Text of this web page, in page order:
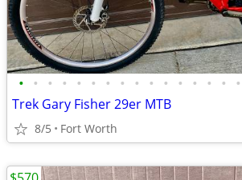
• • • • • • • • • • • • • • • •
Trek Gary Fisher 29er MTB
8/5 Fort Worth